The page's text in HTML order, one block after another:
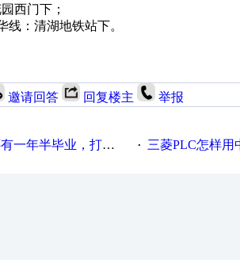
西门下；
线：清湖地铁站下。
邀请回答 回复楼主 举报
算从事工控方面需要学习哪些知识？ · 三菱PLC怎样用